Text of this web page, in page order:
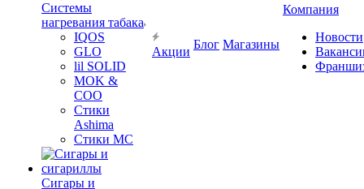
Системы
нагревания табака
IQOS
GLO
lil SOLID
MOK &
COO
Стики
Ashima
Стики MC
Сигары и
Акции
Блог Магазины
Компания
Новости